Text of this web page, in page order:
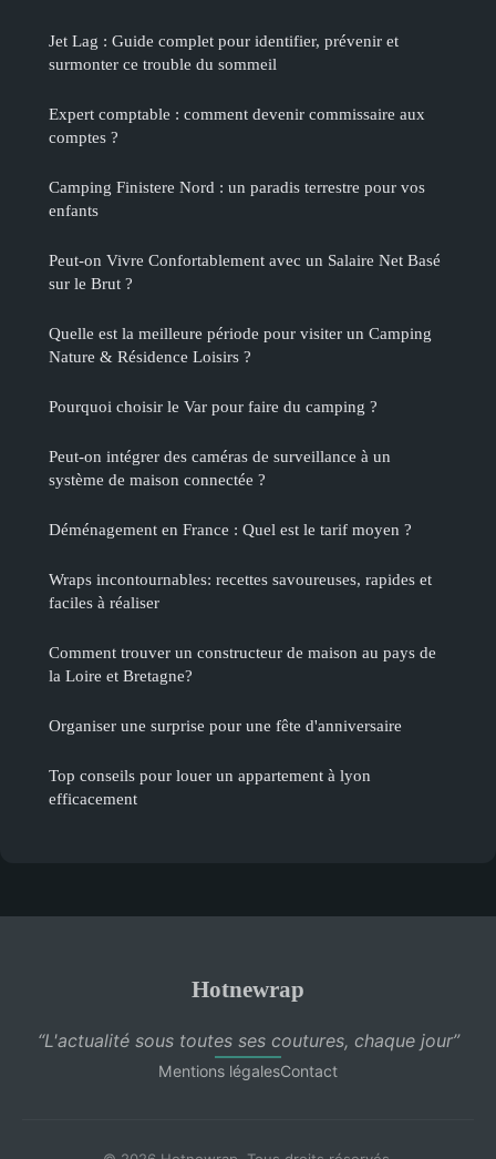
Jet Lag : Guide complet pour identifier, prévenir et
surmonter ce trouble du sommeil
Expert comptable : comment devenir commissaire aux
comptes ?
Camping Finistere Nord : un paradis terrestre pour vos
enfants
Peut-on Vivre Confortablement avec un Salaire Net Basé
sur le Brut ?
Quelle est la meilleure période pour visiter un Camping
Nature & Résidence Loisirs ?
Pourquoi choisir le Var pour faire du camping ?
Peut-on intégrer des caméras de surveillance à un
système de maison connectée ?
Déménagement en France : Quel est le tarif moyen ?
Wraps incontournables: recettes savoureuses, rapides et
faciles à réaliser
Comment trouver un constructeur de maison au pays de
la Loire et Bretagne?
Organiser une surprise pour une fête d'anniversaire
Top conseils pour louer un appartement à lyon
efficacement
Hotnewrap
“L'actualité sous toutes ses coutures, chaque jour”
Mentions légalesContact